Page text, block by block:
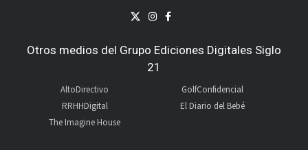
Otros medios del Grupo Ediciones Digitales Siglo
21
AltoDirectivo
RRHHDigital
The Imagine House
GolfConfidencial
El Diario del Bebé